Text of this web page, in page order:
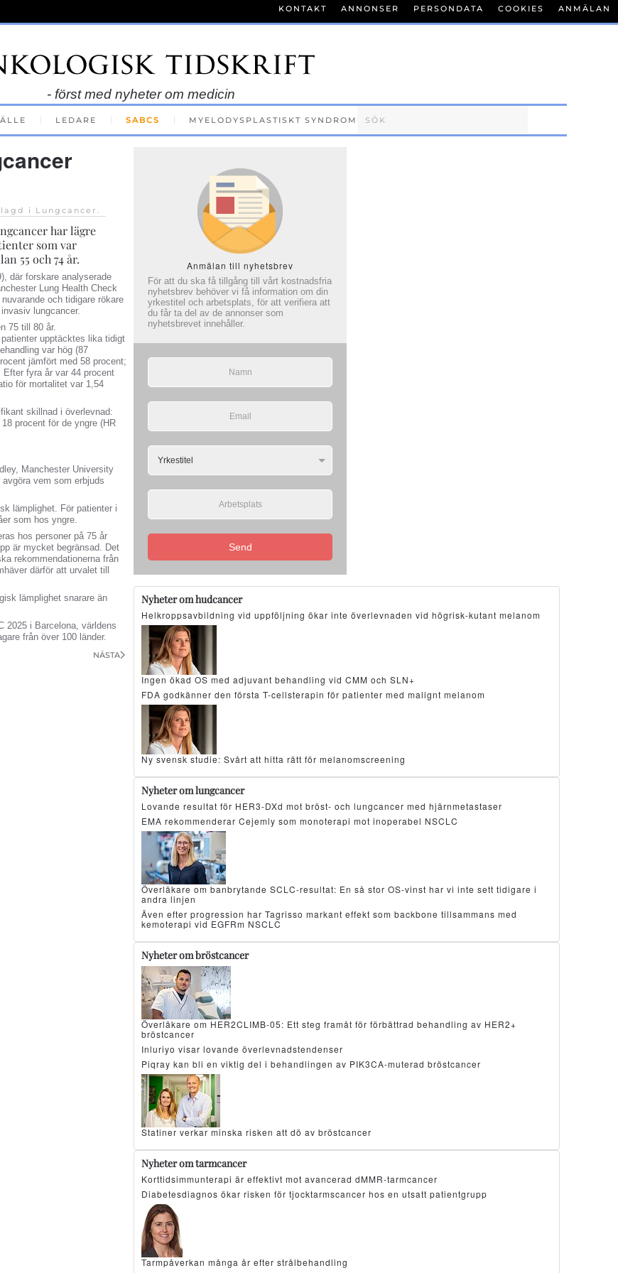
- först med nyheter om medicin
LEDARE SABCS MYELODYSPLASTISKT SYNDROM
KONTAKT ANNONSER PERSONDATA COOKIES ANMÄLAN
i Lungcancer .
har lägre
som var
55 och 74 år.
där forskare analyserade
Lung Health Check
och tidigare rökare
lungcancer.
75 till 80 år.
upptäcktes lika tidigt
var hög (87
jämfört med 58 procent;
Efter fyra år var 44 procent
för mortalitet var 1,54
skillnad i överlevnad:
procent för de yngre (HR
Manchester University
vem som erbjuds
lämplighet. För patienter i
som hos yngre.
hos personer på 75 år
är mycket begränsad. Det
rekommendationerna från
därför att urvalet till
lämplighet snarare än
2025 i Barcelona, världens
från över 100 länder.
NÄSTA
Anmälan till nyhetsbrev
För att du ska få tillgång till vårt kostnadsfria
nyhetsbrev behöver vi få information om din
yrkestitel och arbetsplats, för att verifiera att
du får ta del av de annonser som
nyhetsbrevet innehåller.
Send
Nyheter om hudcancer
Helkroppsavbildning vid uppföljning ökar inte överlevnaden vid högrisk-kutant melanom
Ingen ökad OS med adjuvant behandling vid CMM och SLN+
FDA godkänner den första T-cellsterapin för patienter med malignt melanom
Ny svensk studie: Svårt att hitta rätt för melanomscreening
Nyheter om lungcancer
Lovande resultat för HER3-DXd mot bröst- och lungcancer med hjärnmetastaser
EMA rekommenderar Cejemly som monoterapi mot inoperabel NSCLC
Överläkare om banbrytande SCLC-resultat: En så stor OS-vinst har vi inte sett tidigare i
andra linjen
Även efter progression har Tagrisso markant effekt som backbone tillsammans med
kemoterapi vid EGFRm NSCLC
Nyheter om bröstcancer
Överläkare om HER2CLIMB-05: Ett steg framåt för förbättrad behandling av HER2+
bröstcancer
Inluriyo visar lovande överlevnadstendenser
Piqray kan bli en viktig del i behandlingen av PIK3CA-muterad bröstcancer
Statiner verkar minska risken att dö av bröstcancer
Nyheter om tarmcancer
Korttidsimmunterapi är effektivt mot avancerad dMMR-tarmcancer
Diabetesdiagnos ökar risken för tjocktarmscancer hos en utsatt patientgrupp
Tarmpåverkan många år efter strålbehandling